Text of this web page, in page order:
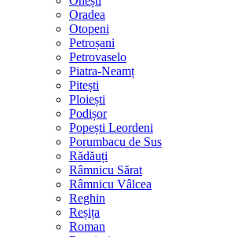
Oradea
Otopeni
Petroșani
Petrovaselo
Piatra-Neamț
Pitești
Ploiești
Podișor
Popești Leordeni
Porumbacu de Sus
Rădăuți
Râmnicu Sărat
Râmnicu Vâlcea
Reghin
Reșița
Roman